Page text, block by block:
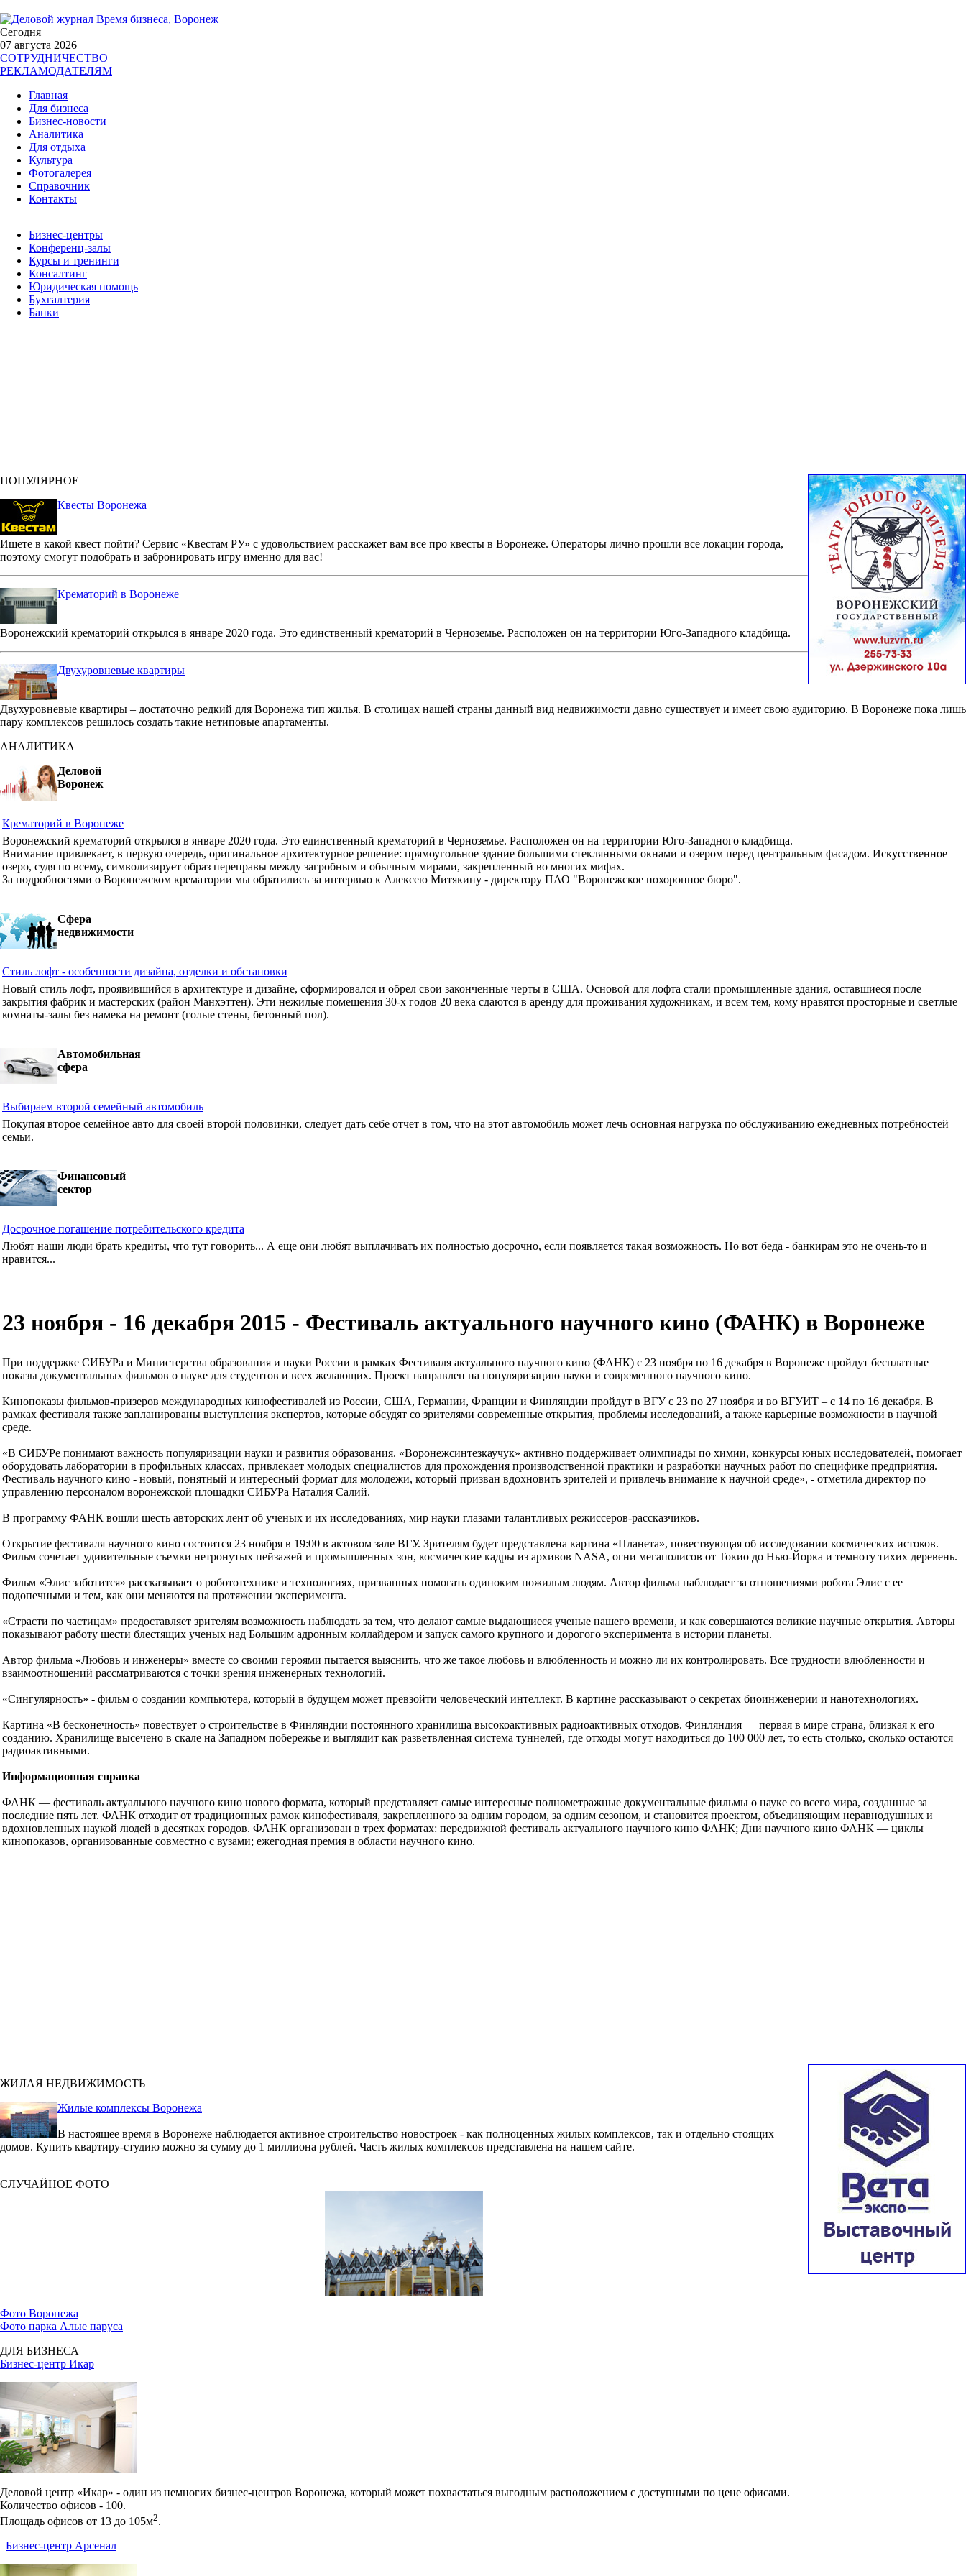
Сегодня
07 августа 2026
СОТРУДНИЧЕСТВО
РЕКЛАМОДАТЕЛЯМ
Главная
Для бизнеса
Бизнес-новости
Аналитика
Для отдыха
Культура
Фотогалерея
Справочник
Контакты
Бизнес-центры
Конференц-залы
Курсы и тренинги
Консалтинг
Юридическая помощь
Бухгалтерия
Банки
ПОПУЛЯРНОЕ
Квесты Воронежа
Ищете в какой квест пойти? Сервис «Квестам РУ» с удовольствием расскажет вам все про квесты в Воронеже. Операторы лично прошли все локации города,
поэтому смогут подобрать и забронировать игру именно для вас!
Крематорий в Воронеже
Воронежский крематорий открылся в январе 2020 года. Это единственный крематорий в Черноземье. Расположен он на территории Юго-Западного кладбища.
Двухуровневые квартиры
Двухуровневые квартиры – достаточно редкий для Воронежа тип жилья. В столицах нашей страны данный вид недвижимости давно существует и имеет свою аудиторию. В Воронеже пока лишь
пару комплексов решилось создать такие нетиповые апартаменты.
АНАЛИТИКА
Деловой
Воронеж
Крематорий в Воронеже
Воронежский крематорий открылся в январе 2020 года. Это единственный крематорий в Черноземье. Расположен он на территории Юго-Западного кладбища.
Внимание привлекает, в первую очередь, оригинальное архитектурное решение: прямоугольное здание большими стеклянными окнами и озером перед центральным фасадом. Искусственное
озеро, судя по всему, символизирует образ переправы между загробным и обычным мирами, закрепленный во многих мифах.
За подробностями о Воронежском крематории мы обратились за интервью к Алексею Митякину - директору ПАО "Воронежское похоронное бюро".
Сфера
недвижимости
Стиль лофт - особенности дизайна, отделки и обстановки
Новый стиль лофт, проявившийся в архитектуре и дизайне, сформировался и обрел свои законченные черты в США. Основой для лофта стали промышленные здания, оставшиеся после
закрытия фабрик и мастерских (район Манхэттен). Эти нежилые помещения 30-х годов 20 века сдаются в аренду для проживания художникам, и всем тем, кому нравятся просторные и светлые
комнаты-залы без намека на ремонт (голые стены, бетонный пол).
Автомобильная
сфера
Выбираем второй семейный автомобиль
Покупая второе семейное авто для своей второй половинки, следует дать себе отчет в том, что на этот автомобиль может лечь основная нагрузка по обслуживанию ежедневных потребностей
семьи.
Финансовый
сектор
Досрочное погашение потребительского кредита
Любят наши люди брать кредиты, что тут говорить... А еще они любят выплачивать их полностью досрочно, если появляется такая возможность. Но вот беда - банкирам это не очень-то и
нравится...
23 ноября - 16 декабря 2015 - Фестиваль актуального научного кино (ФАНК) в Воронеже
При поддержке СИБУРа и Министерства образования и науки России в рамках Фестиваля актуального научного кино (ФАНК) с 23 ноября по 16 декабря в Воронеже пройдут бесплатные
показы документальных фильмов о науке для студентов и всех желающих. Проект направлен на популяризацию науки и современного научного кино.
Кинопоказы фильмов-призеров международных кинофестивалей из России, США, Германии, Франции и Финляндии пройдут в ВГУ с 23 по 27 ноября и во ВГУИТ – с 14 по 16 декабря. В
рамках фестиваля также запланированы выступления экспертов, которые обсудят со зрителями современные открытия, проблемы исследований, а также карьерные возможности в научной
среде.
«В СИБУРе понимают важность популяризации науки и развития образования. «Воронежсинтезкаучук» активно поддерживает олимпиады по химии, конкурсы юных исследователей, помогает
оборудовать лаборатории в профильных классах, привлекает молодых специалистов для прохождения производственной практики и разработки научных работ по специфике предприятия.
Фестиваль научного кино - новый, понятный и интересный формат для молодежи, который призван вдохновить зрителей и привлечь внимание к научной среде», - отметила директор по
управлению персоналом воронежской площадки СИБУРа Наталия Салий.
В программу ФАНК вошли шесть авторских лент об ученых и их исследованиях, мир науки глазами талантливых режиссеров-рассказчиков.
Открытие фестиваля научного кино состоится 23 ноября в 19:00 в актовом зале ВГУ. Зрителям будет представлена картина «Планета», повествующая об исследовании космических истоков.
Фильм сочетает удивительные съемки нетронутых пейзажей и промышленных зон, космические кадры из архивов NASA, огни мегаполисов от Токио до Нью-Йорка и темноту тихих деревень.
Фильм «Элис заботится» рассказывает о робототехнике и технологиях, призванных помогать одиноким пожилым людям. Автор фильма наблюдает за отношениями робота Элис с ее
подопечными и тем, как они меняются на протяжении эксперимента.
«Страсти по частицам» предоставляет зрителям возможность наблюдать за тем, что делают самые выдающиеся ученые нашего времени, и как совершаются великие научные открытия. Авторы
показывают работу шести блестящих ученых над Большим адронным коллайдером и запуск самого крупного и дорогого эксперимента в истории планеты.
Автор фильма «Любовь и инженеры» вместе со своими героями пытается выяснить, что же такое любовь и влюбленность и можно ли их контролировать. Все трудности влюбленности и
взаимоотношений рассматриваются с точки зрения инженерных технологий.
«Сингулярность» - фильм о создании компьютера, который в будущем может превзойти человеческий интеллект. В картине рассказывают о секретах биоинженерии и нанотехнологиях.
Картина «В бесконечность» повествует о строительстве в Финляндии постоянного хранилища высокоактивных радиоактивных отходов. Финляндия — первая в мире страна, близкая к его
созданию. Хранилище высечено в скале на Западном побережье и выглядит как разветвленная система туннелей, где отходы могут находиться до 100 000 лет, то есть столько, сколько остаются
радиоактивными.
Информационная справка
ФАНК — фестиваль актуального научного кино нового формата, который представляет самые интересные полнометражные документальные фильмы о науке со всего мира, созданные за
последние пять лет. ФАНК отходит от традиционных рамок кинофестиваля, закрепленного за одним городом, за одним сезоном, и становится проектом, объединяющим неравнодушных и
вдохновленных наукой людей в десятках городов. ФАНК организован в трех форматах: передвижной фестиваль актуального научного кино ФАНК; Дни научного кино ФАНК — циклы
кинопоказов, организованные совместно с вузами; ежегодная премия в области научного кино.
ЖИЛАЯ НЕДВИЖИМОСТЬ
Жилые комплексы Воронежа
В настоящее время в Воронеже наблюдается активное строительство новостроек - как полноценных жилых комплексов, так и отдельно стоящих
домов. Купить квартиру-студию можно за сумму до 1 миллиона рублей. Часть жилых комплексов представлена на нашем сайте.
СЛУЧАЙНОЕ ФОТО
Фото Воронежа
Фото парка Алые паруса
ДЛЯ БИЗНЕСА
Бизнес-центр Икар
Деловой центр «Икар» - один из немногих бизнес-центров Воронежа, который может похвастаться выгодным расположением с доступными по цене офисами.
Количество офисов - 100.
Площадь офисов от 13 до 105м2.
Бизнес-центр Арсенал